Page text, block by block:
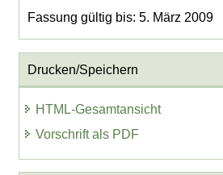
Fassung gültig bis: 5. März 2009
Drucken/Speichern
HTML-Gesamtansicht
Vorschrift als PDF